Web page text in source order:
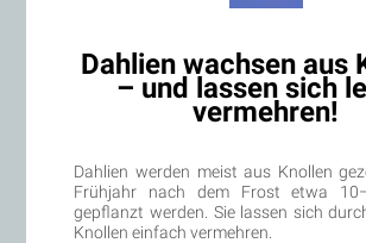
Dahlien wachsen aus
– und lassen sich
vermehren!
Dahlien werden meist aus Knollen
Frühjahr nach dem Frost etwa
gepflanzt werden. Sie lassen sich
Knollen einfach vermehren.